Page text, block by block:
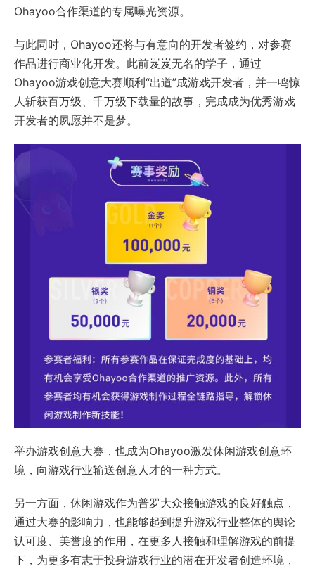
Ohayoo合作渠道的专属曝光资源。
与此同时，Ohayoo还将与有意向的开发者签约，对参赛
作品进行商业化开发。此前岌岌无名的学子，通过
Ohayoo游戏创意大赛顺利“出道”成游戏开发者，并一鸣惊
人斩获百万级、千万级下载量的故事，完成成为优秀游戏
开发者的夙愿并不是梦。
举办游戏创意大赛，也成为Ohayoo激发休闲游戏创意环
境，向游戏行业输送创意人才的一种方式。
另一方面，休闲游戏作为普罗大众接触游戏的良好触点，
通过大赛的影响力，也能够起到提升游戏行业整体的舆论
认可度、美誉度的作用，在更多人接触和理解游戏的前提
下，为更多有志于投身游戏行业的潜在开发者创造环境，